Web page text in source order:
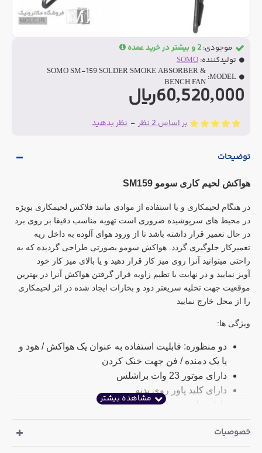
بر اساس 2 نظر - نظر بدهید
60,520,000ریال
موجودی: 2 و بیشتر در خرید عمده
تولیدکننده: SOMO
MODEL:
SOMO SM-159 SOLDER SMOKE ABSORBER &
BENCH FAN
توضیحات
هواکش لحیم کاری سومو SM159
در هنگام لحیمکاری و یا استفاده از موادی مانند فلاکس لحیمکاری بویژه
در محیط های سرپوشیده ضروری است تهویه مناسب دقیقا بر روی برد
در حال تعمیر قرار داشته باشد تا از ورود هوای آلوده به داخل ریه
تعمیرکار جلوگیری گردد. هواکش سومو بصورتی طراحی گردیده که به
راحتی میتوانید آنرا روی میز کار قرار دهید و یا بالای میز کار خود
آویز نمایید و در نهایت با تظیم زاویه قرار گرفتن هواکش آنرا در بهترین
موقعیت جهت تخلیه سریعتر دود و بخارات ایجاد شده در اثر لحیمکاری
را از محل خارج نمایید
ویژگی ها:
دو منظوره: قابلیت استفاده به عنوان یک هواکش / هود و
یا یک دمنده / فن جهت خنک کردن
دارای موتور 23 وات براشلس
دارای کلید پاور روی بدنه
دارای ولوم جهت تنظیم سرعت
قدرت مکش: 0.2 الی 1.0 متر مکعب بر دقیقهخصوصیات